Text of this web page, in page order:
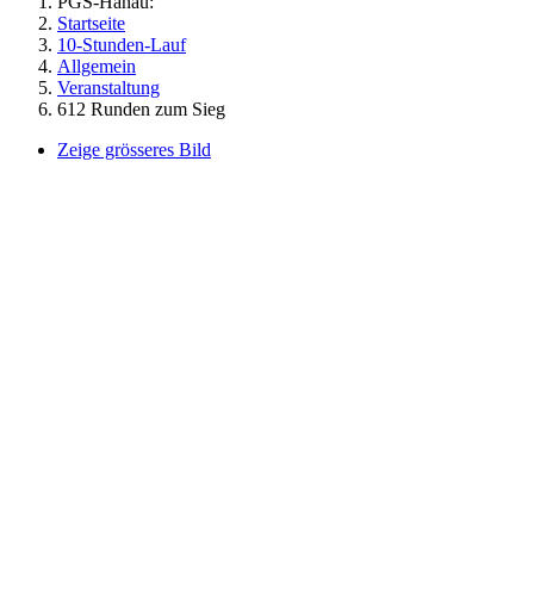
Startseite
10-Stunden-Lauf
Allgemein
Veranstaltung
612 Runden zum Sieg
Zeige grösseres Bild